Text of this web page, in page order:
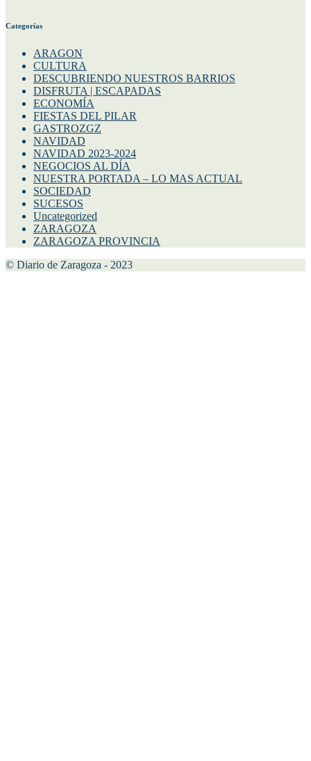
Categorías
ARAGON
CULTURA
DESCUBRIENDO NUESTROS BARRIOS
DISFRUTA | ESCAPADAS
ECONOMÍA
FIESTAS DEL PILAR
GASTROZGZ
NAVIDAD
NAVIDAD 2023-2024
NEGOCIOS AL DÍA
NUESTRA PORTADA – LO MAS ACTUAL
SOCIEDAD
SUCESOS
Uncategorized
ZARAGOZA
ZARAGOZA PROVINCIA
© Diario de Zaragoza - 2023